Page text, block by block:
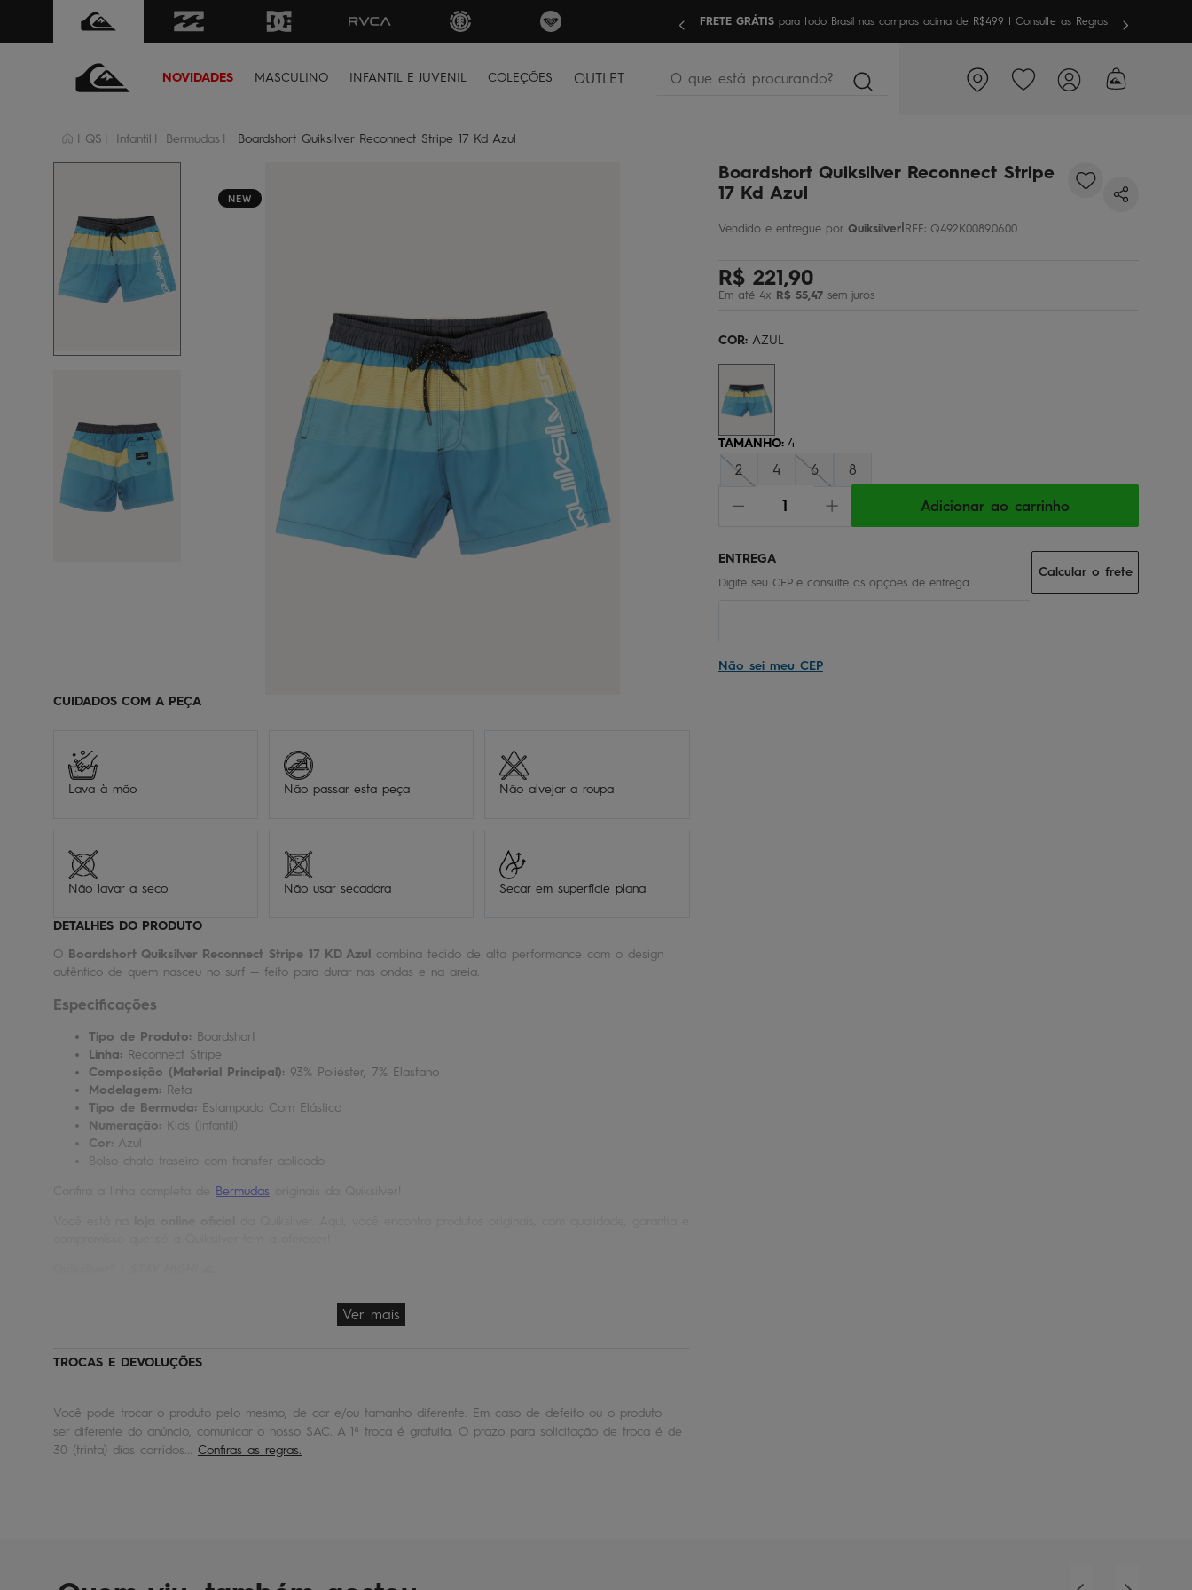
FRETE GRÁTIS para todo Brasil nas compras acima de R$499 | Consulte as Regras Sua primeira vez aqui? Garanta10% OFFem sua 1ª compra
NOVIDADES MASCULINO INFANTIL E JUVENIL COLEÇÕES OUTLET
O que está procurando?
QS Infantil Bermudas Boardshort Quiksilver Reconnect Stripe 17 Kd Azul
NEW
CUIDADOS COM A PEÇA
Lava à mão Não passar esta peça Não alvejar a roupa
Não lavar a seco Não usar secadora Secar em superfície plana
DETALHES DO PRODUTO
O Boardshort Quiksilver Reconnect Stripe 17 KD Azul combina tecido de alta performance com o design
autêntico de quem nasceu no surf — feito para durar nas ondas e na areia.
Especificações
Tipo de Produto: Boardshort
Linha: Reconnect Stripe
Composição (Material Principal): 93% Poliéster, 7% Elastano
Modelagem: Reta
Tipo de Bermuda: Estampado Com Elástico
Numeração: Kids (Infantil)
Cor: Azul
Bolso chato traseiro com transfer aplicado
Bermudas
Ver mais
TROCAS E DEVOLUÇÕES
Você pode trocar o produto pelo mesmo, de cor e/ou tamanho diferente. Em caso de defeito ou o produto
ser diferente do anúncio, comunicar o nosso SAC. A 1ª troca é gratuita. O prazo para solicitação de troca é de
30 (trinta) dias corridos... Confiras as regras.
Boardshort Quiksilver Reconnect Stripe
17 Kd Azul
Quiksilver|REF: Q492K0089.06.00
R$ 221,90
Em até 4x R$ 55,47sem juros
COR: AZUL
TAMANHO: 4
2 4 6 8
Adicionar ao carrinho
Não sei meu CEP
Calcular o frete
º
7º jaqueta
8º boardshort
chinelo
10